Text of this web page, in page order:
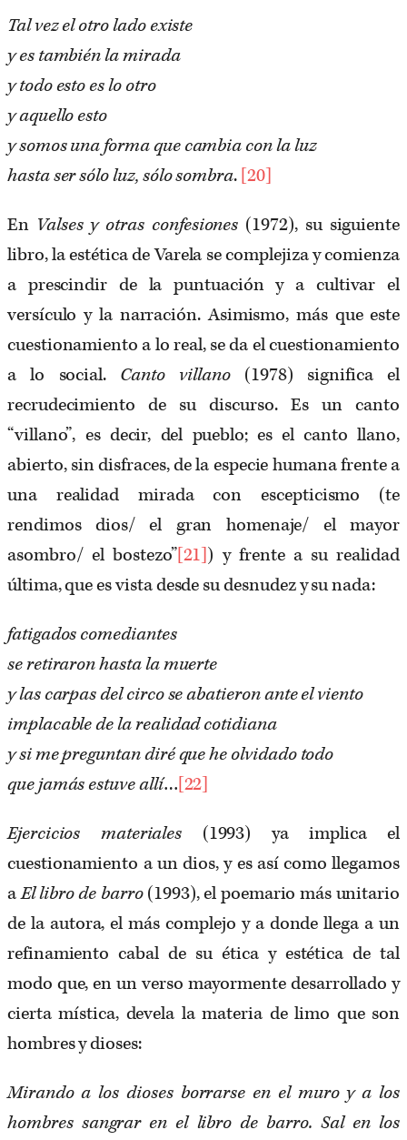
Tal vez el otro lado existe
y es también la mirada
y todo esto es lo otro
y aquello esto
y somos una forma que cambia con la luz
hasta ser sólo luz, sólo sombra.[20]
En Valses y otras confesiones (1972), su siguiente
libro, la estética de Varela se complejiza y comienza
a prescindir de la puntuación y a cultivar el
versículo y la narración. Asimismo, más que este
cuestionamiento a lo real, se da el cuestionamiento
a lo social. Canto villano (1978) significa el
recrudecimiento de su discurso. Es un canto
“villano”, es decir, del pueblo; es el canto llano,
abierto, sin disfraces, de la especie humana frente a
una realidad mirada con escepticismo (te
rendimos dios/ el gran homenaje/ el mayor
asombro/ el bostezo”[21]) y frente a su realidad
última, que es vista desde su desnudez y su nada:
fatigados comediantes
se retiraron hasta la muerte
y las carpas del circo se abatieron ante el viento
implacable de la realidad cotidiana
y si me preguntan diré que he olvidado todo
que jamás estuve allí…[22]
Ejercicios materiales (1993) ya implica el
cuestionamiento a un dios, y es así como llegamos
aEl libro de barro(1993), el poemario más unitario
de la autora, el más complejo y a donde llega a un
refinamiento cabal de su ética y estética de tal
modo que, en un verso mayormente desarrollado y
cierta mística, devela la materia de limo que son
hombres y dioses:
Mirando a los dioses borrarse en el muro y a los
hombres sangrar en el libro de barro. Sal en los